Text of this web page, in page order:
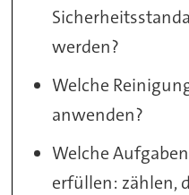
werden?
Welche
anwenden?
Welche
erfüllen: zählen,